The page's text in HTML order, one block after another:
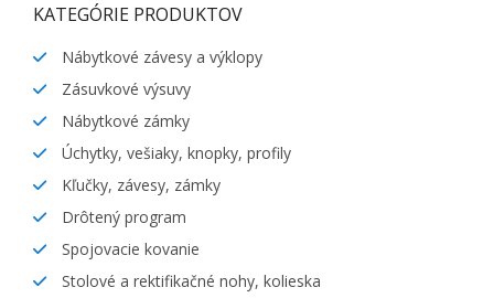
KATEGÓRIE PRODUKTOV
Nábytkové závesy a výklopy
Zásuvkové výsuvy
Nábytkové zámky
Úchytky, vešiaky, knopky, profily
Kľučky, závesy, zámky
Drôtený program
Spojovacie kovanie
Stolové a rektifikačné nohy, kolieska